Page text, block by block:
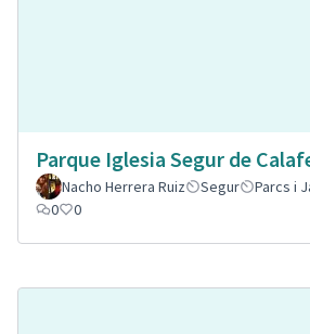
Parque Iglesia Segur de
Nacho Herrera Ruiz
Segur
Parcs i
0
0